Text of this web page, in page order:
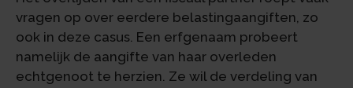
vragen op over eerdere belastingaangiften, zo
ook in deze casus. Een erfgenaam probeert
namelijk de aangifte van haar overleden
echtgenoot te herzien. Ze wil de verdeling van